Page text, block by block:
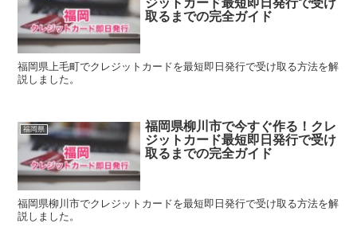
取るまでの完全ガイド
福岡県上毛町でクレジットカードを最短即日発行で受け取る方法を解
説しました。
福岡県
福岡県柳川市で今すぐ作る！クレ
ジットカード最短即日発行で受け
取るまでの完全ガイド
福岡県柳川市でクレジットカードを最短即日発行で受け取る方法を解
説しました。